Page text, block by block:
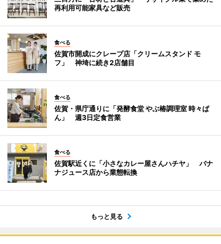
再利用可能家具など販売
食べる
佐賀市開成にクレープ店「クリームスタンド モ
フ」 神埼に続き2店舗目
食べる
佐賀・県庁通りに「発酵食堂 やぶ椿調理室 時々ぱ
ん」 週3日定食営業
食べる
佐賀駅近くに「小さなカレー屋さんハチヤ」 バナ
ナジュース店から業態転換
もっと見る